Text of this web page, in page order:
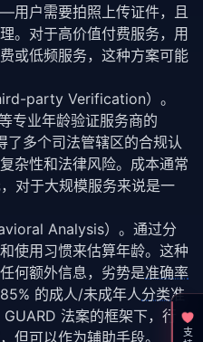
用户需要拍照上传证件，且
。对于高价值付费服务，用
或低频服务，这种方案可能
party Verification）。
专业年龄验证服务商的
了多个司法管辖区的合规认
杂性和法律风险。成本通常
对于大规模服务来说是一
Analysis）。通过分
使用习惯来估算年龄。这种
何额外信息，劣势是准确率
的成人/未成年人分类准
法案的框架下，行
但可以作为辅助手段。